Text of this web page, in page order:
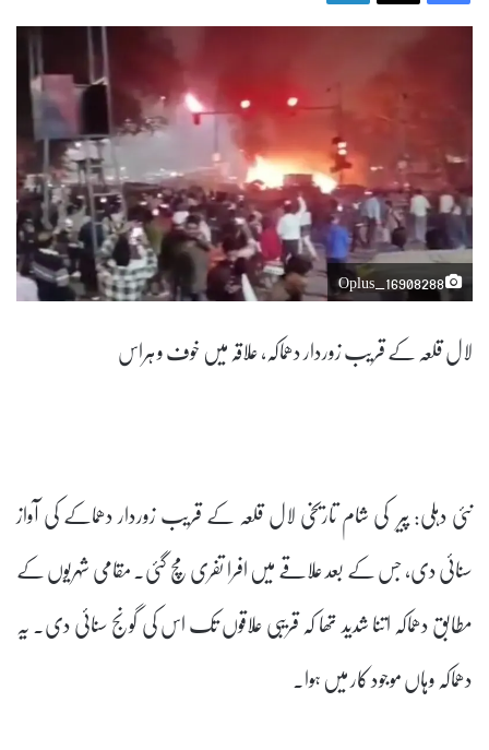
Oplus_16908288
لال قلعہ کے قریب زوردار دھماکہ، علاقہ میں خوف و ہراس
نئی دہلی: پیر کی شام تاریخی لال قلعہ کے قریب زوردار دھماکے کی آواز
سنائی دی، جس کے بعد علاقے میں افرا تفری مچ گئی۔ مقامی شہریوں کے
مطابق دھماکہ اتنا شدید تھا کہ قریبی علاقوں تک اس کی گونج سنائی دی۔ یہ
دھماکہ وہاں موجود کار میں ہوا۔